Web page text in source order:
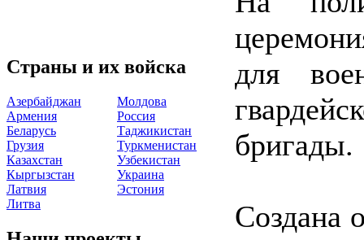
Страны и их войска
Азербайджан
Армения
Беларусь
Грузия
Казахстан
Кыргызстан
Латвия
Литва
Молдова
Россия
Таджикистан
Туркменистан
Узбекистан
Украина
Эстония
для
бригады.
Создана